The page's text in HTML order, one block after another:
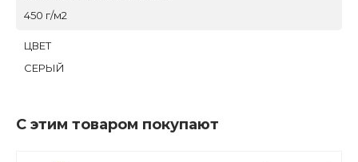
450 г/м2
ЦВЕТ
СЕРЫЙ
С этим товаром покупают